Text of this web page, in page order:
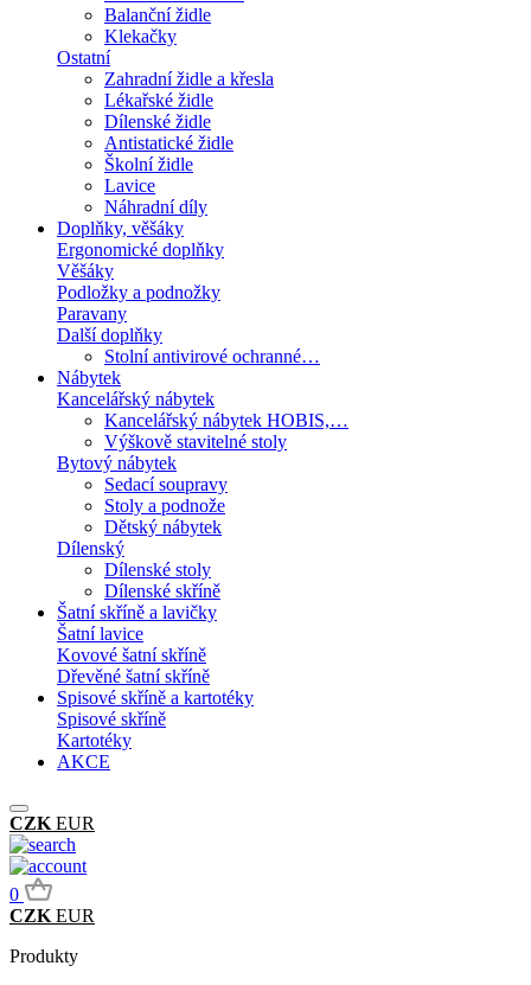
Balanční židle
Klekačky
Ostatní
Zahradní židle a křesla
Lékařské židle
Dílenské židle
Antistatické židle
Školní židle
Lavice
Náhradní díly
Doplňky, věšáky
Ergonomické doplňky
Věšáky
Podložky a podnožky
Paravany
Další doplňky
Stolní antivirové ochranné…
Nábytek
Kancelářský nábytek
Kancelářský nábytek HOBIS,…
Výškově stavitelné stoly
Bytový nábytek
Sedací soupravy
Stoly a podnože
Dětský nábytek
Dílenský
Dílenské stoly
Dílenské skříně
Šatní skříně a lavičky
Šatní lavice
Kovové šatní skříně
Dřevěné šatní skříně
Spisové skříně a kartotéky
Spisové skříně
Kartotéky
AKCE
CZK EUR
0
CZK EUR
Produkty